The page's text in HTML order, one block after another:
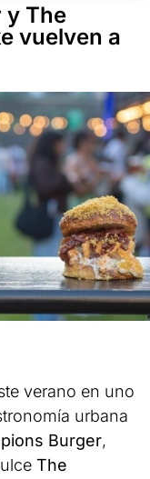
y The
vuelven a
verano en uno
urbana
Burger,
The